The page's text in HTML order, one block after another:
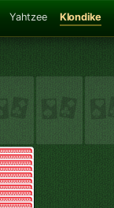
Yahtzee Klondike